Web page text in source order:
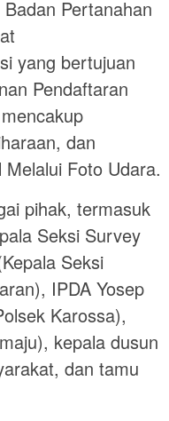
Pertanahan
yang bertujuan
Pendaftaran
dan
Foto Udara.
pihak, termasuk
Seksi Survey
Seksi
IPDA Yosep
Karossa),
kepala dusun
dan tamu